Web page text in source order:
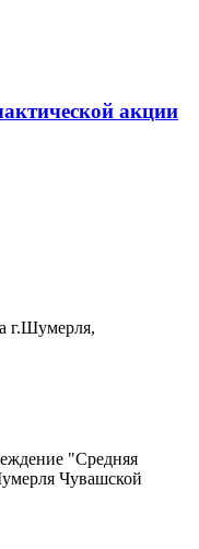
акции
г.Шумерля,
"Средняя
Чувашской